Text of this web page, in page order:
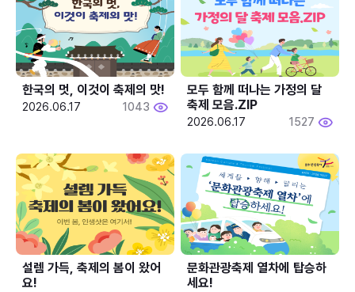
한국의 멋, 이것이 축제의 맛!
2026.06.17 1043
모두 함께 떠나는 가정의 달
축제 모음.ZIP
2026.06.17 1527
설렘 가득, 축제의 봄이 왔어
요!
문화관광축제 열차에 탑승하
세요!